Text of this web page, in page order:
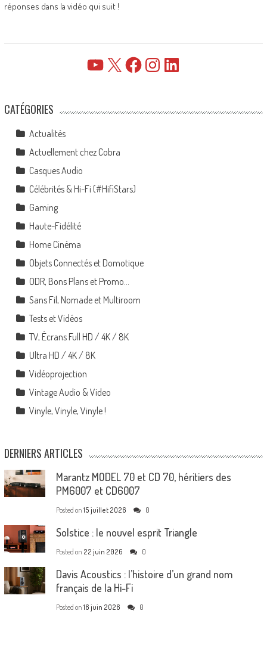
réponses dans la vidéo qui suit !
YouTube FacebookInstagramLinkedIn
CATÉGORIES
Actualités
Actuellement chez Cobra
Casques Audio
Célébrités & Hi-Fi (#HifiStars)
Gaming
Haute-Fidélité
Home Cinéma
Objets Connectés et Domotique
ODR, Bons Plans et Promo…
Sans Fil, Nomade et Multiroom
Tests et Vidéos
TV, Écrans Full HD / 4K / 8K
Ultra HD / 4K / 8K
Vidéoprojection
Vintage Audio & Video
Vinyle, Vinyle, Vinyle !
DERNIERS ARTICLES
Marantz MODEL 70 et CD 70, héritiers des
PM6007 et CD6007
Posted on 15 juillet 2026 0
Solstice : le nouvel esprit Triangle
Posted on 22 juin 2026 0
Davis Acoustics : l’histoire d’un grand nom
français de la Hi-Fi
Posted on 16 juin 2026 0